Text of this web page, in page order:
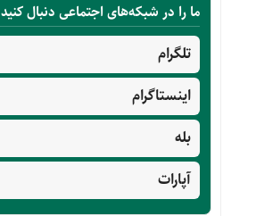
ما را در شبکه‌های اجتماعی دنبال کنید
تلگرام
اینستاگرام
بله
آپارات